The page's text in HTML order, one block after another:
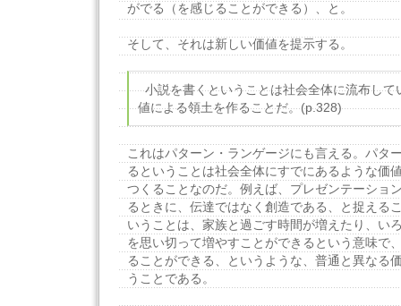
がでる（を感じることができる）、と。
そして、それは新しい価値を提示する。
小説を書くということは社会全体に流布して
値による領土を作ることだ。(p.328)
これはパターン・ランゲージにも言える。パタ
るということは社会全体にすでにあるような価
つくることなのだ。例えば、プレゼンテーショ
るときに、伝達ではなく創造である、と捉える
いうことは、家族と過ごす時間が増えたり、い
を思い切って増やすことができるという意味で
ることができる、というような、普通と異なる
うことである。